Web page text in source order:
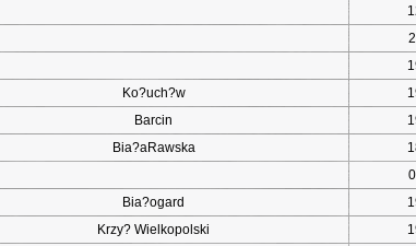
Ko?uch?w
Barcin
Bia?aRawska
Bia?ogard
Krzy? Wielkopolski